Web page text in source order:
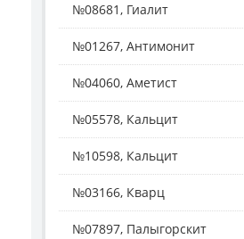
№08681, Гиалит
№01267, Антимонит
№04060, Аметист
№05578, Кальцит
№10598, Кальцит
№03166, Кварц
№07897, Палыгорскит